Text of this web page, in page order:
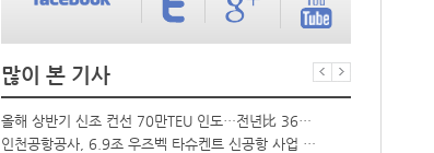
많이 본 기사
올해 상반기 신조 컨선 70만TEU 인도…전년比 36% 감소
인천공항공사, 6.9조 우즈벡 타슈켄트 신공항 사업 참여